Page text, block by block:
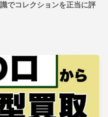
でコレクションを正当に評